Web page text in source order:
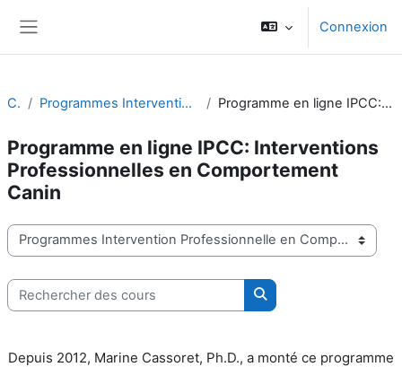
Connexion
Cours Programmes Intervention Professionnelle en Comportement Canin ou Félin Programme en ligne IPCC: Interventions Professionnelles en Comportement Canin
Programme en ligne IPCC: Interventions
Professionnelles en Comportement
Canin
Catégories de cours
Rechercher des cours
Rechercher des cours
Depuis 2012, Marine Cassoret, Ph.D., a monté ce programme